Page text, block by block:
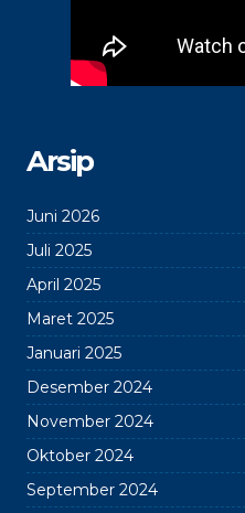
Arsip
Juni 2026
Juli 2025
April 2025
Maret 2025
Januari 2025
Desember 2024
November 2024
Oktober 2024
September 2024